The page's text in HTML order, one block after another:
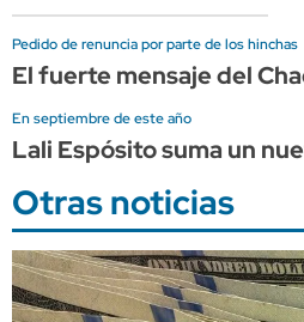
Pedido de renuncia por parte de los hinchas
El fuerte mensaje del
En septiembre de este año
Lali Espósito suma un
Otras noticias